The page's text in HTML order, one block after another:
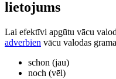
lietojums
Lai efektīvi apgūtu vācu
adverbien vācu valodas
schon (jau)
noch (vēl)